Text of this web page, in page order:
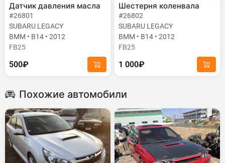
Датчик давления масла
#26801
SUBARU LEGACY
BMM • B14 • 2012
FB25
500₽
Шестерня коленвала
#26802
SUBARU LEGACY
BMM • B14 • 2012
FB25
1 000₽
Похожие автомобили